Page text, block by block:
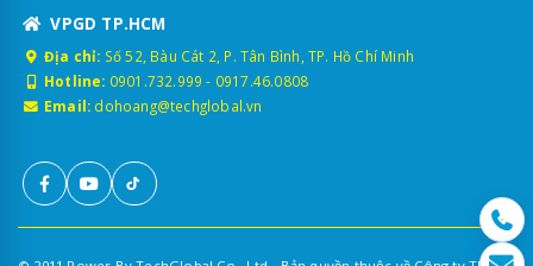
VPGD TP.HCM
Địa chỉ: Số 52, Bàu Cát 2, P. Tân Bình, TP. Hồ Chí Minh
Hotline: 0901.732.999 - 0917.46.0808
Email: dohoang@techglobal.vn